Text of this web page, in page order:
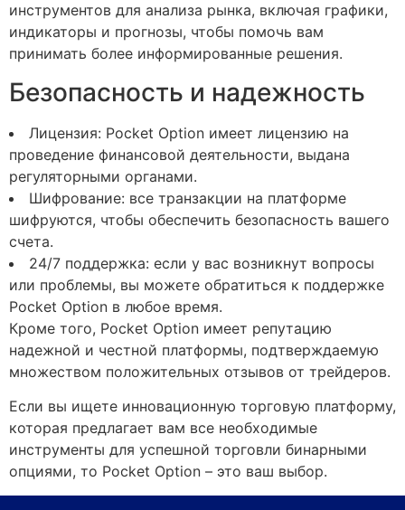
инструментов для анализа рынка, включая графики,
индикаторы и прогнозы, чтобы помочь вам
принимать более информированные решения.
Безопасность и надежность
Лицензия: Pocket Option имеет лицензию на
проведение финансовой деятельности, выдана
регуляторными органами.
Шифрование: все транзакции на платформе
шифруются, чтобы обеспечить безопасность вашего
счета.
24/7 поддержка: если у вас возникнут вопросы
или проблемы, вы можете обратиться к поддержке
Pocket Option в любое время.
Кроме того, Pocket Option имеет репутацию
надежной и честной платформы, подтверждаемую
множеством положительных отзывов от трейдеров.
Если вы ищете инновационную торговую платформу,
которая предлагает вам все необходимые
инструменты для успешной торговли бинарными
опциями, то Pocket Option – это ваш выбор.